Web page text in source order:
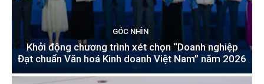
GÓC NHÌN
Khởi động chương trình xét chọn “Doanh nghiệp
Đạt chuẩn Văn hoá Kinh doanh Việt Nam” năm 2026